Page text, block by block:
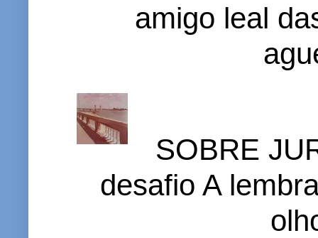
amigo leal
SOBRE
desafio A